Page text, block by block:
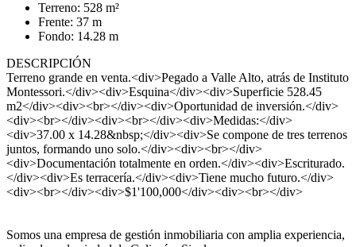
Terreno: 528 m²
Frente: 37 m
Fondo: 14.28 m
DESCRIPCIÓN
Terreno grande en venta.<div>Pegado a Valle Alto, atrás de Instituto
Montessori.</div><div>Esquina</div><div>Superficie 528.45
m2</div><div><br></div><div>Oportunidad de inversión.</div>
<div><br></div><div><br></div><div>Medidas:</div>
<div>37.00 x 14.28&nbsp;</div><div>Se compone de tres terrenos
juntos, formando uno solo.</div><div><br></div>
<div>Documentación totalmente en orden.</div><div>Escriturado.
</div><div>Es terracería.</div><div>Tiene mucho futuro.</div>
<div><br></div><div>$1'100,000</div><div><br></div>
Somos una empresa de gestión inmobiliaria con amplia experiencia,